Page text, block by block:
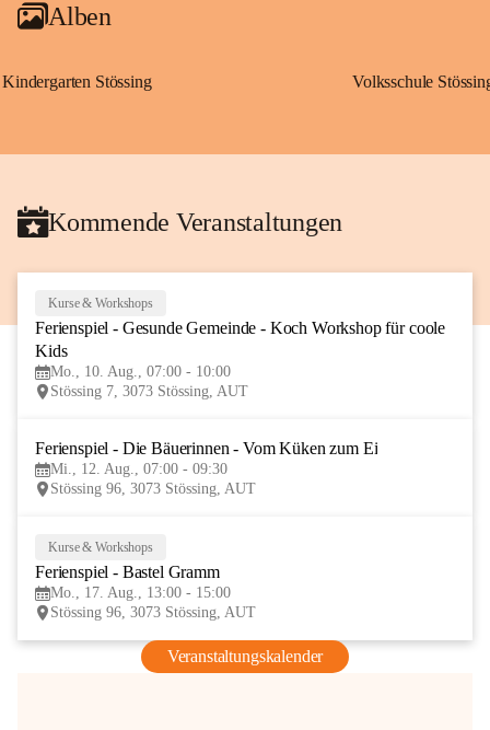
Alben
Kindergarten Stössing Volksschule
Kommende Veranstaltungen
AUG
Kurse & Workshops
Ferienspiel - Gesunde Gemeinde - Koch Workshop für coole
Kids
Mo., 10. Aug., 07:00 - 10:00
Stössing 7, 3073 Stössing, AUT
Ferienspiel - Die Bäuerinnen - Vom Küken zum Ei
Mi., 12. Aug., 07:00 - 09:30
Stössing 96, 3073 Stössing, AUT
Kurse & Workshops
Ferienspiel - Bastel Gramm
Mo., 17. Aug., 13:00 - 15:00
Stössing 96, 3073 Stössing, AUT
Veranstaltungskalender